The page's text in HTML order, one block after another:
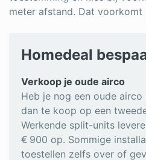
meter afstand. Dat voorkomt
Homedeal
Verkoop je oude airco
Heb je nog een oude
dan te koop op een
Werkende split-units
€ 900 op. Sommige
toestellen zelfs over of